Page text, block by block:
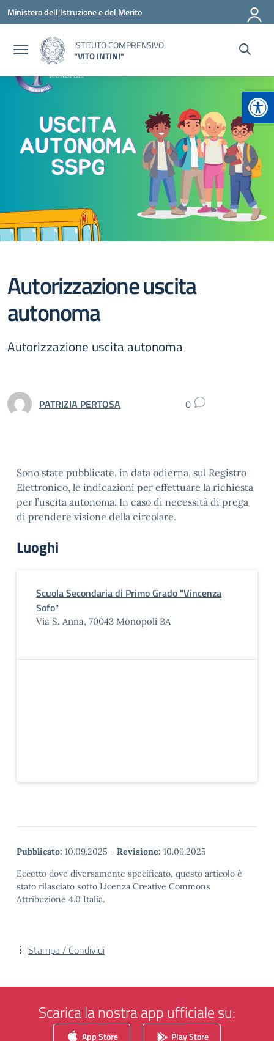
Vai ai contenuti
Vai al menu di navigazione
Vai al footer
Ministero dell'Istruzione e del Merito
ISTITUTO COMPRENSIVO
"VITO INTINI"
Autorizzazione uscita
autonoma
Autorizzazione uscita autonoma
PATRIZIA PERTOSA 0
Sono state pubblicate, in data odierna, sul Registro
Elettronico, le indicazioni per effettuare la richiesta
per l’uscita autonoma. In caso di necessità di prega
di prendere visione della circolare.
Luoghi
Scuola Secondaria di Primo Grado "Vincenza
Sofo"
Via S. Anna, 70043 Monopoli BA
Pubblicato: 10.09.2025 - Revisione: 10.09.2025
Eccetto dove diversamente specificato, questo articolo è
stato rilasciato sotto Licenza Creative Commons
Attribuzione 4.0 Italia.
Stampa / Condividi
Scarica la nostra app ufficiale su:
App Store Play Store